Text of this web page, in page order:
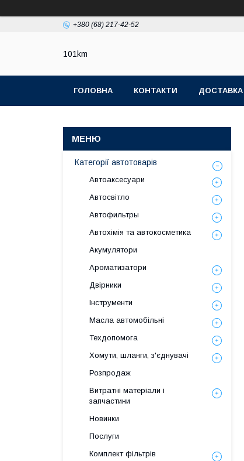
+380 (68) 217-42-52
101km
ГОЛОВНА КОНТАКТИ ДОСТАВКА
Категорії автотоварів
Автоаксесуари
Автосвітло
Автофильтры
Автохімія та автокосметика
Акумулятори
Ароматизатори
Двірники
Інструменти
Масла автомобільні
Техдопомога
Хомути, шланги, з'єднувачі
Розпродаж
Витратні матеріали і
запчастини
Новинки
Послуги
Комплект фільтрів